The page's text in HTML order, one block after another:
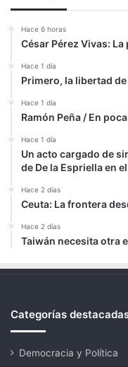
Hace 6 horas
César Pérez Vivas:
Hace 1 día
Primero, la libertad
Hace 1 día
Ramón Peña / En
Hace 1 día
Un acto cargado de
de De la Espriella en
Hace 2 días
Ceuta: La frontera
Hace 2 días
Taiwán necesita otra
Categorías
Democracia y Política